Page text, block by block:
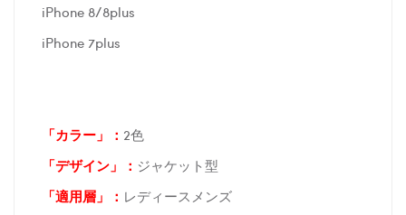
iPhone 8/8plus
iPhone 7plus
「カラー」： 2色
「デザイン」
： ジャケット型
「適用層」： レディースメンズ